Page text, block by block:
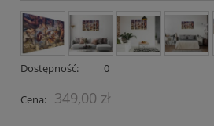
Dostępność: 0
Cena: 349,00 zł